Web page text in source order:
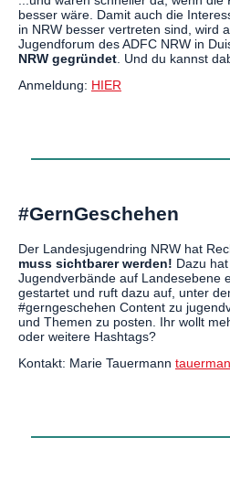
besser wäre. Damit auch die
in NRW besser vertreten sind, wird
Jugendforum des ADFC NRW in
NRW gegründet . Und du kannst
Anmeldung: HIER
#GernGeschehen
Der Landesjugendring NRW hat
muss sichtbarer werden! Dazu
Jugendverbände auf Landesebene
gestartet und ruft dazu auf, unter
#gerngeschehen Content zu
und Themen zu posten. Ihr wollt
oder weitere Hashtags?
Kontakt: Marie Tauermann